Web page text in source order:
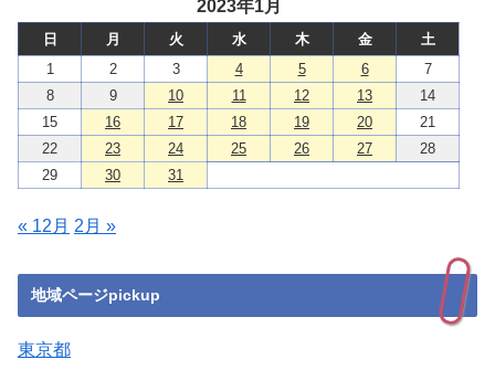
2023年1月
日 月 火 水 木 金
土
1
2 3 4 5 6
7
8
9 10 11 12 13
14
15
16 17 18 19 20
21
22
23 24 25 26 27
28
29
30 31
« 12月 2月 »
地域ページpickup
東京都